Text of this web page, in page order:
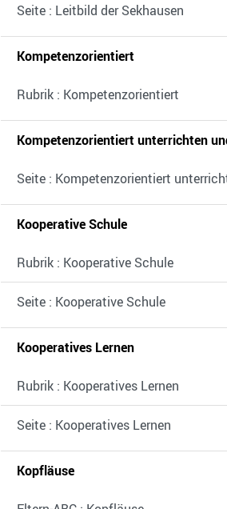
Seite : Leitbild der Sekhausen
Kompetenzorientiert
Rubrik : Kompetenzorientiert
Kompetenzorientiert unterrichten
Seite : Kompetenzorientiert
Kooperative Schule
Rubrik : Kooperative Schule
Seite : Kooperative Schule
Kooperatives Lernen
Rubrik : Kooperatives Lernen
Seite : Kooperatives Lernen
Kopfläuse